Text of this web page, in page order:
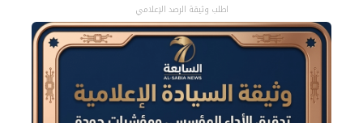
اطلب وثيقة الرصد الإعلامي